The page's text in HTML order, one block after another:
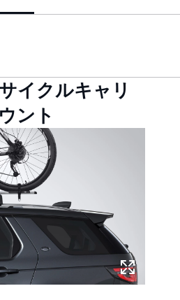
イクルキャリ
ント